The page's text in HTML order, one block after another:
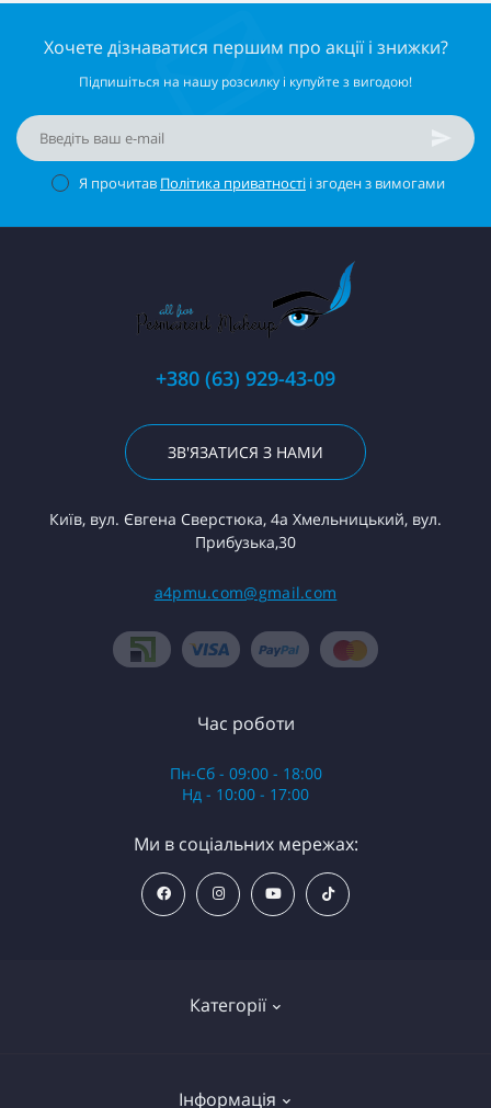
Хочете дізнаватися першим про акції і знижки?
Підпишіться на нашу розсилку і купуйте з вигодою!
Я прочитав Політика приватності і згоден з вимогами
+380 (63) 929-43-09
ЗВ'ЯЗАТИСЯ З НАМИ
Київ, вул. Євгена Сверстюка, 4а Хмельницький, вул.
Прибузька,30
a4pmu.com@gmail.com
Категорії
Інформація
Час роботи
Пн-Сб - 09:00 - 18:00
Нд - 10:00 - 17:00
Ми в соціальних мережах: